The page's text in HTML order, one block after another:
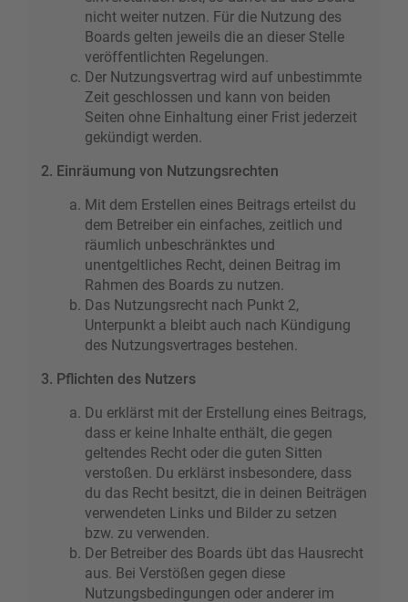
nicht weiter nutzen. Für die Nutzung des
Boards gelten jeweils die an dieser Stelle
veröffentlichten Regelungen.
Der Nutzungsvertrag wird auf unbestimmte
Zeit geschlossen und kann von beiden
Seiten ohne Einhaltung einer Frist jederzeit
gekündigt werden.
2. Einräumung von Nutzungsrechten
Mit dem Erstellen eines Beitrags erteilst du
dem Betreiber ein einfaches, zeitlich und
räumlich unbeschränktes und
unentgeltliches Recht, deinen Beitrag im
Rahmen des Boards zu nutzen.
Das Nutzungsrecht nach Punkt 2,
Unterpunkt a bleibt auch nach Kündigung
des Nutzungsvertrages bestehen.
3. Pflichten des Nutzers
Du erklärst mit der Erstellung eines Beitrags,
dass er keine Inhalte enthält, die gegen
geltendes Recht oder die guten Sitten
verstoßen. Du erklärst insbesondere, dass
du das Recht besitzt, die in deinen Beiträgen
verwendeten Links und Bilder zu setzen
bzw. zu verwenden.
Der Betreiber des Boards übt das Hausrecht
aus. Bei Verstößen gegen diese
Nutzungsbedingungen oder anderer im